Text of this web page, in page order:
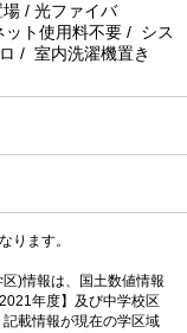
/ 光ファイバ
ット使用料不要 / シス
/ 室内洗濯機置き
ります。
)情報は、国土数値情報
年度】及び中学校区
載情報が現在の学区域